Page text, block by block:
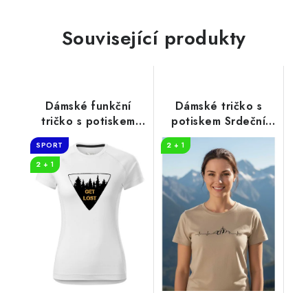
Související produkty
Dámské funkční
tričko s potiskem
Get lost
SPORT
2 + 1
Dámské tričko s
potiskem Srdeční
tep horolezec
2 + 1